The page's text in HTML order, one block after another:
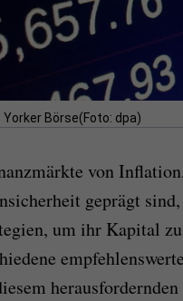
Yorker Börse(Foto: dpa)
von
geprägt
um ihr Kapital